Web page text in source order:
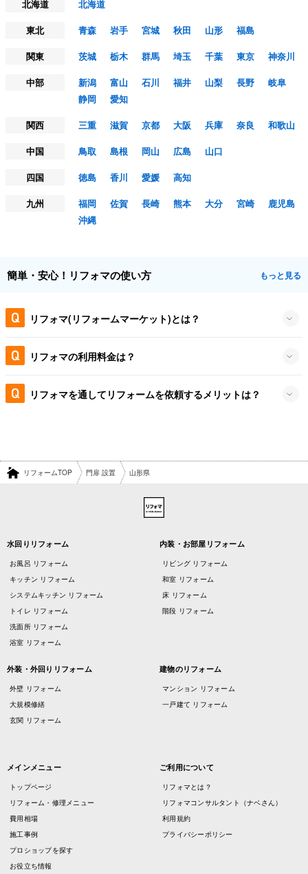
北海道
北海道
東北
青森 岩手 宮城 秋田 山形
福島
関東
茨城 栃木 群馬 埼玉 千葉 東京
神奈川
中部
新潟 富山 石川 福井 山梨 長野
岐阜
静岡
愛知
関西
三重 滋賀 京都 大阪 兵庫 奈良
和歌山
中国
鳥取 島根 岡山 広島
山口
四国
徳島 香川 愛媛
高知
九州
福岡 佐賀 長崎 熊本 大分 宮崎
鹿児島
沖縄
簡単・安心！リフォマの使い方 もっと見る
リフォマ(リフォームマーケット)とは？
リフォマの利用料金は？
リフォマを通してリフォームを依頼するメリットは？
リフォームTOP 門扉 設置 山形県
水回りリフォーム
お風呂 リフォーム
キッチン リフォーム
システムキッチン リフォーム
トイレ リフォーム
洗面所 リフォーム
浴室 リフォーム
内装・お部屋リフォーム
リビング リフォーム
和室 リフォーム
床 リフォーム
階段 リフォーム
外装・外回りリフォーム
外壁 リフォーム
大規模修繕
玄関 リフォーム
建物のリフォーム
マンション リフォーム
一戸建て リフォーム
メインメニュー
トップページ
リフォーム・修理メニュー
費用相場
施工事例
プロショップを探す
お役立ち情報
ご利用について
リフォマとは？
リフォマコンサルタント（ナベさん）
利用規約
プライバシーポリシー